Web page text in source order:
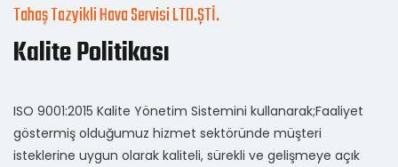
Tahaş Tazyikli Hava Servisi LTD.ŞTİ.
Kalite Politikası
ISO 9001:2015 Kalite Yönetim Sistemini kullanarak;Faaliyet
göstermiş olduğumuz hizmet sektöründe müşteri
isteklerine uygun olarak kaliteli, sürekli ve gelişmeye açık